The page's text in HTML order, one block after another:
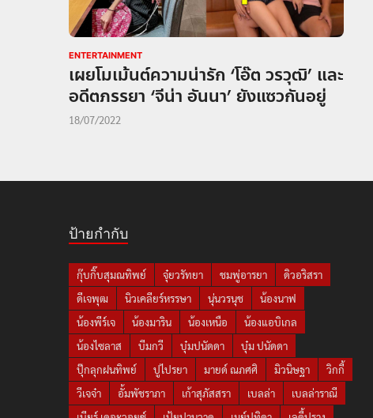
ENTERTAINMENT
เผยโมเม้นต์ความน่ารัก ‘โอ๊ต วรวุฒิ’ และ
อดีตภรรยา ‘จีน่า อันนา’ ยังแซวกันอยู่
18/07/2022
ป้ายกำกับ
กุ๊บกิ๊บสุมณทิพย์ จุ๋ยวรัทยา ชมพู่อารยา
ดิวอริสรา
ดีเจพุฒ
นิวเคลียร์หรรษา นุ่นวรนุช
น้องนาฟ
น้องพีร์เจ
น้องมาริน น้องเหนือ
น้องแอบิเกล
น้องไซลาส
บีมกวี บุ๋มปนัดดา
บุ๋ม ปนัดดา
ปุ๊กลุกฝนทิพย์
ปูไปรยา มายด์ ณภศศิ มิวนิษฐา
วิกกี้
วีเจจ๋า
อั้มพัชราภา เก้าสุภัสสรา เบลล่า
เบลล่าราณี